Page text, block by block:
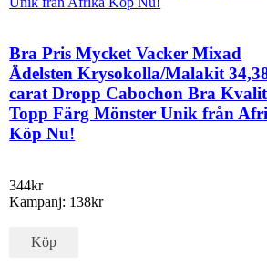
Bra Pris Mycket Vacker Mixad
Ädelsten Krysokolla/Malakit
carat Dropp Cabochon Bra
Topp Färg Mönster Unik från
Köp Nu!
344kr
Kampanj: 138kr
Köp